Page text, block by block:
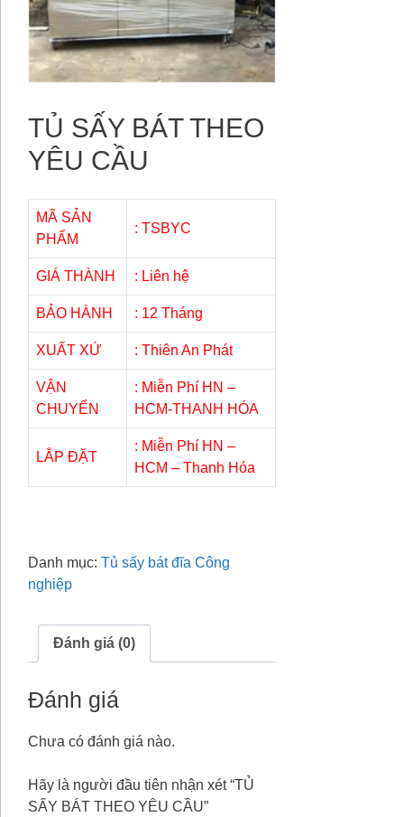
TỦ SẤY BÁT THEO
YÊU CẦU
MÃ SẢN
PHẨM
: TSBYC
GIÁ THÀNH : Liên hệ
BẢO HÀNH : 12 Tháng
XUẤT XỨ : Thiên An Phát
VẬN
CHUYỂN
: Miễn Phí HN –
HCM-THANH HÓA
LẮP ĐẶT
: Miễn Phí HN –
HCM – Thanh Hóa
Danh mục: Tủ sấy bát đĩa Công
nghiệp
Đánh giá (0)
Đánh giá
Chưa có đánh giá nào.
Hãy là người đầu tiên nhận xét “TỦ
SẤY BÁT THEO YÊU CẦU”